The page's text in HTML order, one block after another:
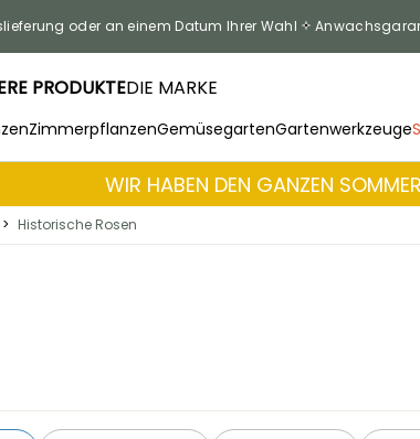
oder an einem Datum Ihrer Wahl
PRODUKTEDIE MARKE
ZimmerpflanzenGemüsegartenGartenwerkzeuge
WIR HABEN DEN GANZEN
> Historische Rosen